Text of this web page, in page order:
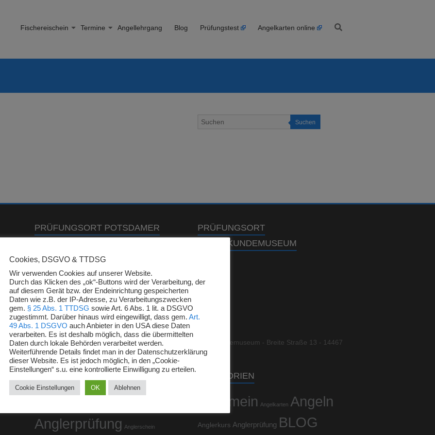
Fischereischein Termine Angellehrgang Blog Prüfungstest Angelkarten online
Suchen
PRÜFUNGSORT POTSDAMER
Am Lustgartenwall (Hinzenberg) - 14467
Potsdam
SCHLAGWÖRTER
Aalfischerei Angelfischerei Angeln
Anglerprüfung Anglerschein
PRÜFUNGSORT
NATURKUNDEMUSEUM
Naturkundemuseum - Breite Straße 13 - 14467
Potsdam
KATEGORIEN
Allgemein Angelkarten Angeln
Anglerkurs Anglerprüfung BLOG
Cookies, DSGVO & TTDSG
Wir verwenden Cookies auf unserer Website.
Durch das Klicken des „ok“-Buttons wird der Verarbeitung, der
auf diesem Gerät bzw. der Endeinrichtung gespeicherten
Daten wie z.B. der IP-Adresse, zu Verarbeitungszwecken
gem. § 25 Abs. 1 TTDSG sowie Art. 6 Abs. 1 lit. a DSGVO
zugestimmt. Darüber hinaus wird eingewilligt, dass gem. Art.
49 Abs. 1 DSGVO auch Anbieter in den USA diese Daten
verarbeiten. Es ist deshalb möglich, dass die übermittelten
Daten durch lokale Behörden verarbeitet werden.
Weiterführende Details findet man in der Datenschutzerklärung
dieser Website. Es ist jedoch möglich, in den „Cookie-
Einstellungen“ s.u. eine kontrollierte Einwilligung zu erteilen.
Cookie Einstellungen OK Ablehnen